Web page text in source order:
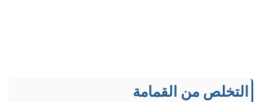
التخلص من القمامة